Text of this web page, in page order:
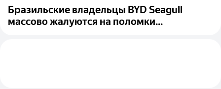
Бразильские владельцы BYD Seagull
массово жалуются на поломки...